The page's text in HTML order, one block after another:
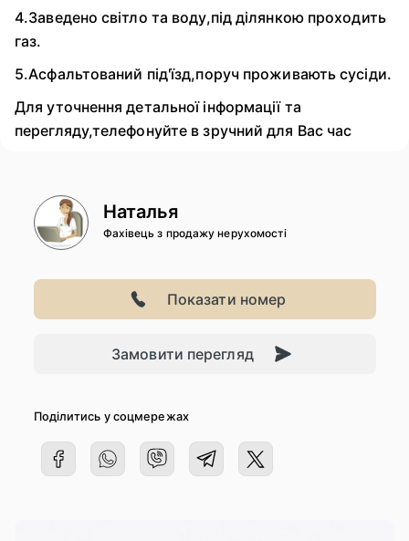
4.Заведено світло та воду,під ділянкою проходить
газ.
5.Асфальтований під'їзд,поруч проживають сусіди.
Для уточнення детальної інформації та
перегляду,телефонуйте в зручний для Вас час
Наталья
Фахівець з продажу нерухомості
Показати номер
Замовити перегляд
Поділитись у соцмережах